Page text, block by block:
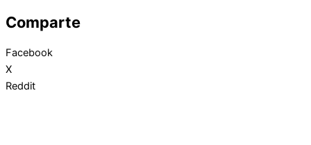
Comparte
Facebook
X
Reddit